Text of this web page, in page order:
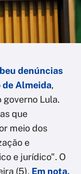
denúncias
de Almeida,
Lula.
que
meio dos
e
e jurídico". O
(5). Em nota,